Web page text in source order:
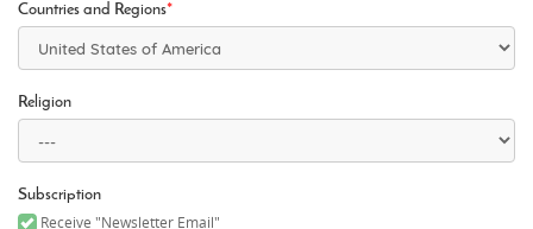
Countries and Regions*
Religion
Subscription
Receive "Newsletter Email"